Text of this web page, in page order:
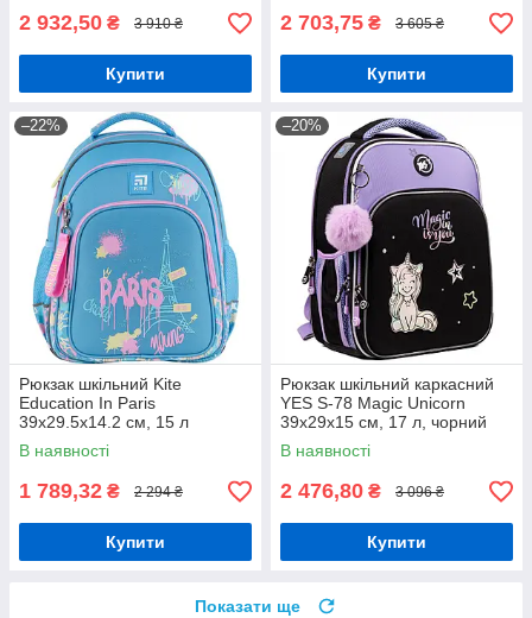
2 932,50 ₴ 3 910 ₴
Купити
2 703,75 ₴ 3 605 ₴
Купити
–22%
Рюкзак шкільний Kite
Education In Paris
39x29.5x14.2 см, 15 л
,блакитний (K24-763M-1)
В наявності
1 789,32 ₴ 2 294 ₴
Купити
–20%
Рюкзак шкільний каркасний
YES S-78 Magic Unicorn
39х29х15 см, 17 л, чорний
(559653)
В наявності
2 476,80 ₴ 3 096 ₴
Купити
Показати ще